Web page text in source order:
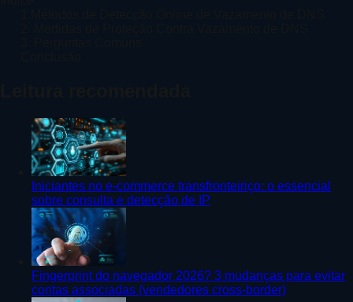
Iniciantes no e-commerce transfronteiriço: o essencial
sobre consulta e detecção de IP
Fingerprint do navegador 2026? 3 mudanças para evitar
contas associadas (vendedores cross-border)